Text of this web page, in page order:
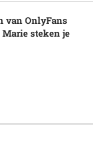
van OnlyFans
steken je